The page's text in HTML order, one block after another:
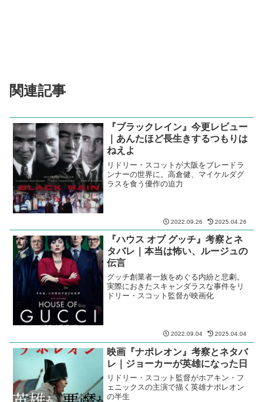
関連記事
『ブラックレイン』今更レビュー
｜あんたほど長生きするつもりは
ねえよ
リドリー・スコットが大阪をブレードラ
ンナーの世界に。高倉健、マイケルダグ
ラスを食う優作の迫力
2022.09.26 2025.04.26
『ハウス オブ グッチ』考察とネ
タバレ｜本当は怖い、ルージュの
伝言
グッチ創業者一族をめぐる内紛と悲劇。
実際におきたスキャンダラスな事件をリ
ドリー・スコット監督が映画化
2022.09.04 2025.04.04
映画『ナポレオン』考察とネタバ
レ｜ジョーカーが英雄になった日
リドリー・スコット監督がホアキン・フ
ェニックスの主演で描く英雄ナポレオン
の半生